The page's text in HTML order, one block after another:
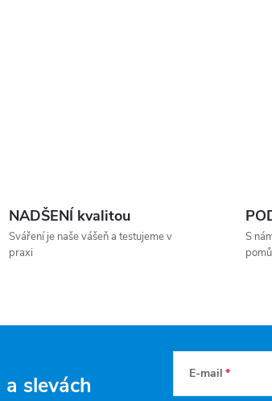
NADŠENÍ kvalitou
Sváření je naše vášeň a testujeme v
praxi
S
a slevách E-mail